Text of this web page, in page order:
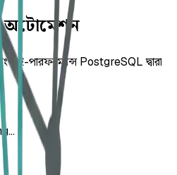
অটোমেশন
পারফরম্যান্স PostgreSQL দ্বারা